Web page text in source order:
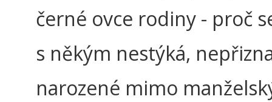
černé ovce rodiny - proč
s někým nestýká,
narozené mimo